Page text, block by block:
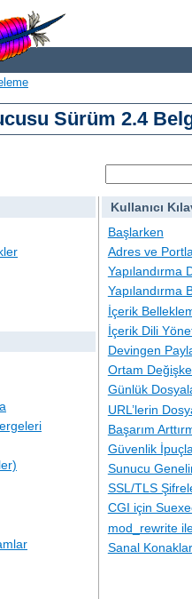
Sürüm 2.4
Kullanıcı
Başlarken
Adres ve
Yapılandırma
Yapılandırma
İçerik
İçerik Dili
Devingen
Ortam
Günlük
URL’lerin
Başarım
Güvenlik
Sunucu
SSL/TLS
CGI için
mod_rewrite
Sanal Konaklar